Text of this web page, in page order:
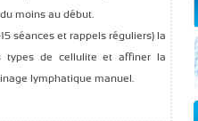
moins au début.
séances et rappels réguliers) la
types de cellulite et affiner la
lymphatique manuel.